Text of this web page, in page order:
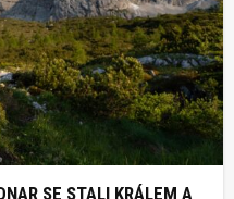
SE STALI KRÁLEM A